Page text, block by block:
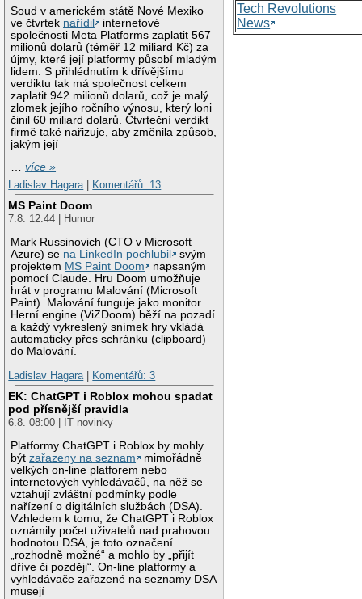
Soud v americkém státě Nové Mexiko
ve čtvrtek nařídil
internetové
společnosti Meta Platforms zaplatit 567
milionů dolarů (téměř 12 miliard Kč) za
újmy, které její platformy působí mladým
lidem. S přihlédnutím k dřívějšímu
verdiktu tak má společnost celkem
zaplatit 942 milionů dolarů, což je malý
zlomek jejího ročního výnosu, který loni
činil 60 miliard dolarů. Čtvrteční verdikt
firmě také nařizuje, aby změnila způsob,
jakým její
…více »
Ladislav Hagara
Komentářů: 13
MS Paint Doom
7.8. 12:44 | Humor
Mark Russinovich (CTO v Microsoft
Azure) se na LinkedIn pochlubil
svým
projektem MS Paint Doom
napsaným
pomocí Claude. Hru Doom umožňuje
hrát v programu Malování (Microsoft
Paint). Malování funguje jako monitor.
Herní engine (ViZDoom) běží na pozadí
a každý vykreslený snímek hry vkládá
automaticky přes schránku (clipboard)
do Malování.
Ladislav Hagara
Komentářů: 3
EK: ChatGPT i Roblox mohou spadat
pod přísnější pravidla
6.8. 08:00 | IT novinky
Platformy ChatGPT i Roblox by mohly
býtzařazeny na seznam
mimořádně
velkých on-line platforem nebo
internetových vyhledávačů, na něž se
vztahují zvláštní podmínky podle
nařízení o digitálních službách (DSA).
Vzhledem k tomu, že ChatGPT i Roblox
oznámily počet uživatelů nad prahovou
hodnotou DSA, je toto označení
„rozhodně možné“ a mohlo by „přijít
dříve či později“. On-line platformy a
vyhledávače zařazené na seznamy DSA
musejí
Tech Revolutions
News